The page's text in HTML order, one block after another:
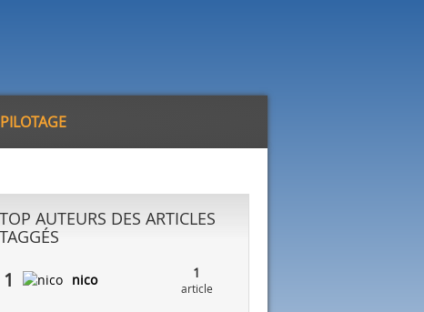
PILOTAGE
TOP AUTEURS DES ARTICLES
TAGGÉS
1 nico 1
article